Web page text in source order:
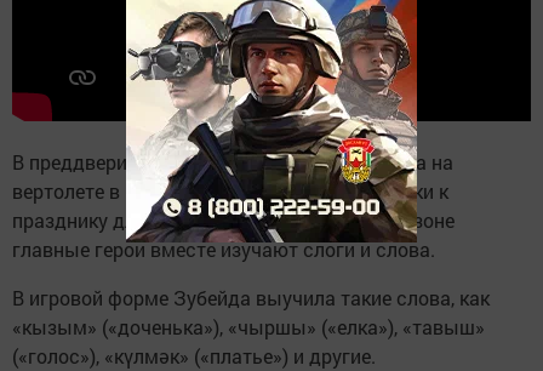
В преддверии Нового года Зубейда полетела на
вертолете в магазин, чтобы выбрать подарки к
празднику для своих близких. Во втором сезоне
главные герои вместе изучают слоги и слова.
В игровой форме Зубейда выучила такие слова, как
«кызым» («доченька»), «чыршы» («елка»), «тавыш»
(«голос»), «күлмәк» («платье») и другие.